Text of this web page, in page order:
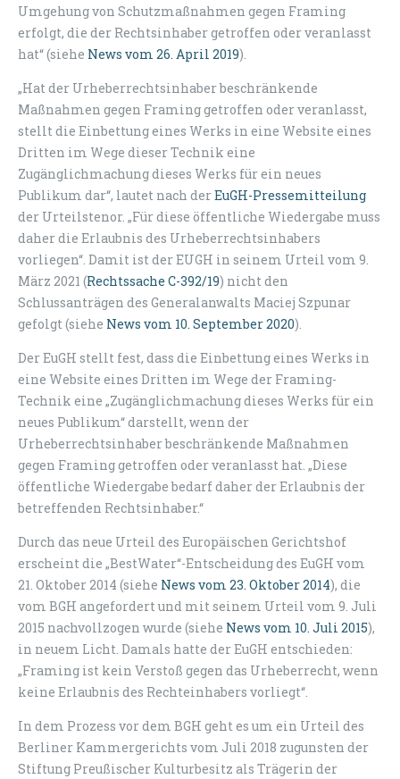
Umgehung von Schutzmaßnahmen gegen Framing
erfolgt, die der Rechtsinhaber getroffen oder veranlasst
hat“ (siehe News vom 26. April 2019).
„Hat der Urheberrechtsinhaber beschränkende
Maßnahmen gegen Framing getroffen oder veranlasst,
stellt die Einbettung eines Werks in eine Website eines
Dritten im Wege dieser Technik eine
Zugänglichmachung dieses Werks für ein neues
Publikum dar“, lautet nach derEuGH-Pressemitteilung
der Urteilstenor. „Für diese öffentliche Wiedergabe muss
daher die Erlaubnis des Urheberrechtsinhabers
vorliegen“. Damit ist der EUGH in seinem Urteil vom 9.
März 2021 (Rechtssache C-392/19) nicht den
Schlussanträgen des Generalanwalts Maciej Szpunar
gefolgt (siehe News vom 10. September 2020).
Der EuGH stellt fest, dass die Einbettung eines Werks in
eine Website eines Dritten im Wege der Framing-
Technik eine „Zugänglichmachung dieses Werks für ein
neues Publikum“ darstellt, wenn der
Urheberrechtsinhaber beschränkende Maßnahmen
gegen Framing getroffen oder veranlasst hat. „Diese
öffentliche Wiedergabe bedarf daher der Erlaubnis der
betreffenden Rechtsinhaber.“
Durch das neue Urteil des Europäischen Gerichtshof
erscheint die „BestWater“-Entscheidung des EuGH vom
21. Oktober 2014 (siehe News vom 23. Oktober 2014), die
vom BGH angefordert und mit seinem Urteil vom 9. Juli
2015 nachvollzogen wurde (siehe News vom 10. Juli 2015),
in neuem Licht. Damals hatte der EuGH entschieden:
„Framing ist kein Verstoß gegen das Urheberrecht, wenn
keine Erlaubnis des Rechteinhabers vorliegt“.
In dem Prozess vor dem BGH geht es um ein Urteil des
Berliner Kammergerichts vom Juli 2018 zugunsten der
Stiftung Preußischer Kulturbesitz als Trägerin der